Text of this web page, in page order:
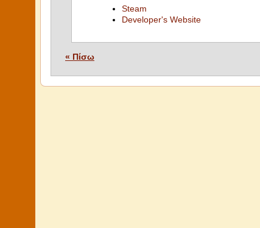
Steam
Developer's Website
« Πίσω